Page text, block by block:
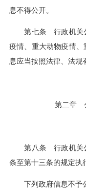
息不得公开。
第七条 行政机关公
疫情、重大动物疫情
息应当按照法律、法规
第二章 公
第八条 行政机关公
条至第十三条的规定执
下列政府信息不予